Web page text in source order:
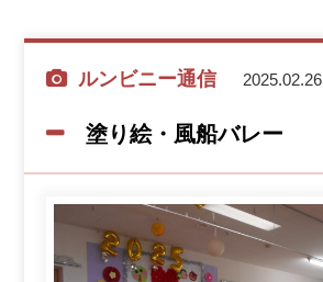
ルンビニー通信 2025.02.26
塗り絵・風船バレー